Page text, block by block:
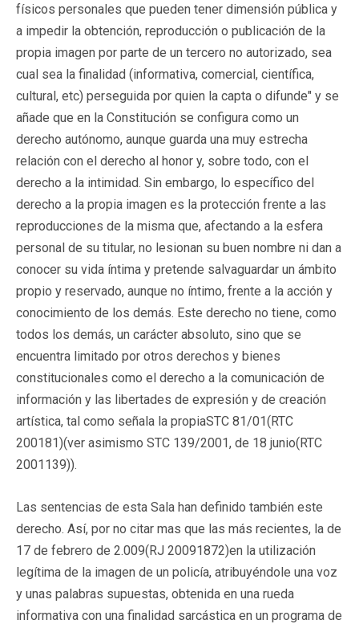
físicos personales que pueden tener dimensión pública y
a impedir la obtención, reproducción o publicación de la
propia imagen por parte de un tercero no autorizado, sea
cual sea la finalidad (informativa, comercial, científica,
cultural, etc) perseguida por quien la capta o difunde" y se
añade que en la Constitución se configura como un
derecho autónomo, aunque guarda una muy estrecha
relación con el derecho al honor y, sobre todo, con el
derecho a la intimidad. Sin embargo, lo específico del
derecho a la propia imagen es la protección frente a las
reproducciones de la misma que, afectando a la esfera
personal de su titular, no lesionan su buen nombre ni dan a
conocer su vida íntima y pretende salvaguardar un ámbito
propio y reservado, aunque no íntimo, frente a la acción y
conocimiento de los demás. Este derecho no tiene, como
todos los demás, un carácter absoluto, sino que se
encuentra limitado por otros derechos y bienes
constitucionales como el derecho a la comunicación de
información y las libertades de expresión y de creación
artística, tal como señala la propiaSTC 81/01(RTC
200181)(ver asimismo STC 139/2001, de 18 junio(RTC
2001139)).
Las sentencias de esta Sala han definido también este
derecho. Así, por no citar mas que las más recientes, la de
17 de febrero de 2.009(RJ 20091872)en la utilización
legítima de la imagen de un policía, atribuyéndole una voz
y unas palabras supuestas, obtenida en una rueda
informativa con una finalidad sarcástica en un programa de